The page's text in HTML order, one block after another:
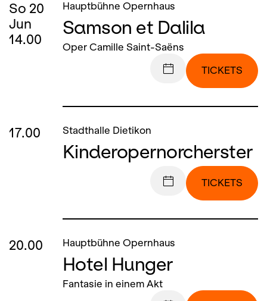
So 20
Jun
14.00
Hauptbühne Opernhaus
Samson et Dalila
Oper Camille Saint-Saëns
TICKETS
17.00 Stadthalle Dietikon
Kinderopernorcherster
TICKETS
20.00 Hauptbühne Opernhaus
Hotel Hunger
Fantasie in einem Akt